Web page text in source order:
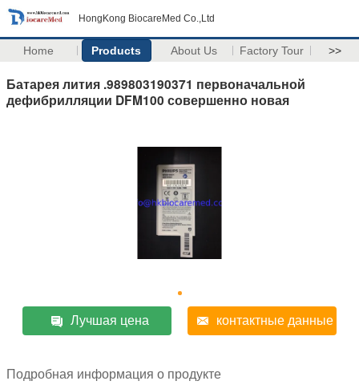
HongKong BiocareMed Co.,Ltd
Home Products About Us Factory Tour >>
Батарея лития .989803190371 первоначальной
дефибрилляции DFM100 совершенно новая
Лучшая цена контактные данные
Подробная информация о продукте